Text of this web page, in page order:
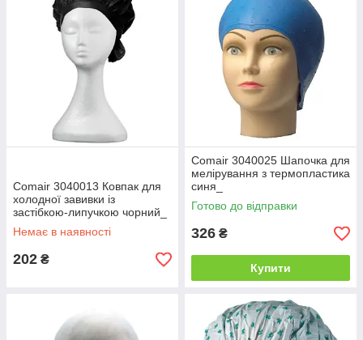
Comair 3040013 Ковпак для
холодної завивки із
застібкою-липучкою чорний_
Немає в наявності
202 ₴
Comair 3040025 Шапочка для
мелірування з термопластика
синя_
Готово до відправки
326 ₴
Купити